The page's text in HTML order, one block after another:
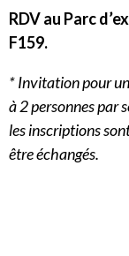
RDV au Parc
F159.
* Invitation pour
à 2 personnes par
les inscriptions
être échangés.